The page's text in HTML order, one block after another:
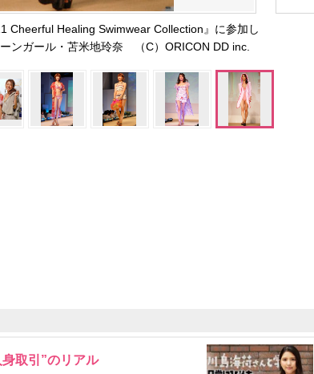
Cheerful Healing Swimwear Collection』に参加し
ンガール・苫米地玲奈 （C）ORICON DD inc.
取引”のリアル